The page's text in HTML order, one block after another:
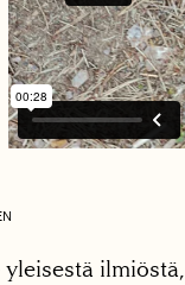
yleisestä